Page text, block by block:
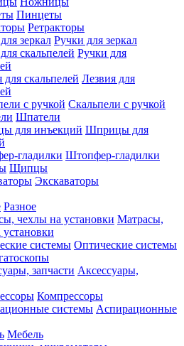
Пинцеты
Ретракторы
Ручки для зеркал
Ручки для
Лезвия для
Скальпели с ручкой
Шпатели
Шприцы для
Штопфер-гладилки
Щипцы
Экскаваторы
Разное
Матрасы,
Оптические системы
Аксессуары,
Компрессоры
Аспирационные
Мебель